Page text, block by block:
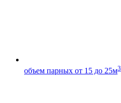
объем парных от 15 до 25м3